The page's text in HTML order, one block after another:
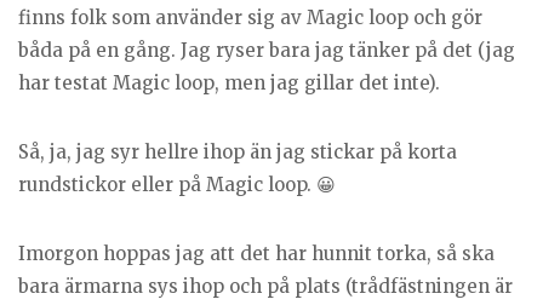
finns folk som använder sig av Magic loop och gör
båda på en gång. Jag ryser bara jag tänker på det (jag
har testat Magic loop, men jag gillar det inte).
Så, ja, jag syr hellre ihop än jag stickar på korta
rundstickor eller på Magic loop. 😀
Imorgon hoppas jag att det har hunnit torka, så ska
bara ärmarna sys ihop och på plats (trådfästningen är